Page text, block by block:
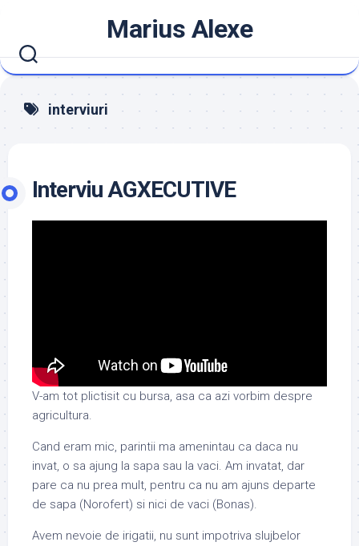
content
Marius Alexe
interviuri
Interviu AGXECUTIVE
V-am tot plictisit cu bursa, asa ca azi vorbim despre
agricultura.
Cand eram mic, parintii ma amenintau ca daca nu
invat, o sa ajung la sapa sau la vaci. Am invatat, dar
pare ca nu prea mult, pentru ca nu am ajuns departe
de sapa (Norofert) si nici de vaci (Bonas).
Avem nevoie de irigatii, nu sunt impotriva slujbelor